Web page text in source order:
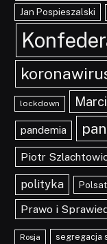
Jan Pospieszalski
lockdown
pandemia
Piotr
polityka
Prawo i
Rosja segregacja